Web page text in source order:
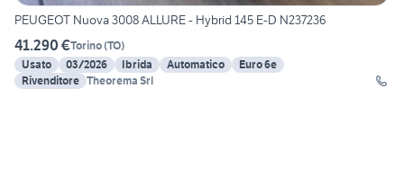
PEUGEOT Nuova 3008 ALLURE - Hybrid 145 E-D N237236
41.290 €Torino(TO)
Usato
03/2026 Ibrida Automatico
Euro 6e
Rivenditore Theorema Srl